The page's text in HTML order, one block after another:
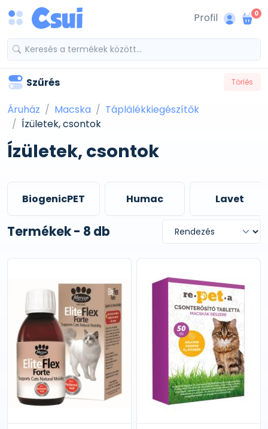
Profil 0
Szűrés Törlés
Áruház Macska
Táplálékkiegészítők
Ízületek, csontok
Ízületek, csontok
BiogenicPET Humac Lavet
Termékek - 8 db